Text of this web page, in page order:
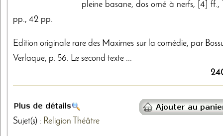
pleine basane, dos orné à nerfs, [4] ff.,
pp., 42 pp.
Edition originale rare des Maximes sur la comédie, par
Verlaque, p. 56. Le second texte ...
Sujet(s) : Religion Théâtre